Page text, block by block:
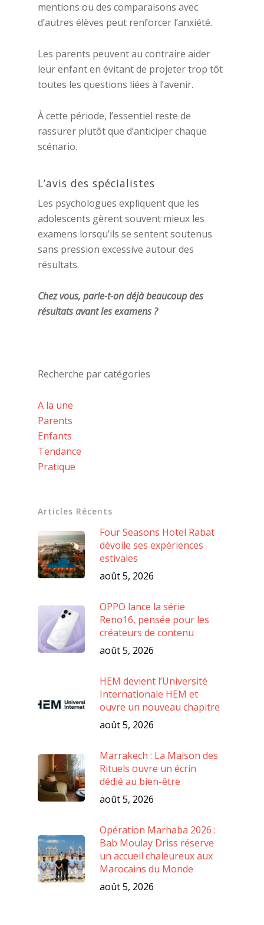
mentions ou des comparaisons avec
d’autres élèves peut renforcer l’anxiété.
Les parents peuvent au contraire aider
leur enfant en évitant de projeter trop tôt
toutes les questions liées à l’avenir.
À cette période, l’essentiel reste de
rassurer plutôt que d’anticiper chaque
scénario.
L’avis des spécialistes
Les psychologues expliquent que les
adolescents gèrent souvent mieux les
examens lorsqu’ils se sentent soutenus
sans pression excessive autour des
résultats.
Chez vous, parle-t-on déjà beaucoup des
résultats avant les examens ?
Recherche par catégories
A la une
Parents
Enfants
Tendance
Pratique
Articles Récents
Four Seasons Hotel Rabat
dévoile ses expériences
estivales
août 5, 2026
OPPO lance la série
Reno16, pensée pour les
créateurs de contenu
août 5, 2026
HEM devient l’Université
Internationale HEM et
ouvre un nouveau chapitre
août 5, 2026
Marrakech : La Maison des
Rituels ouvre un écrin
dédié au bien-être
août 5, 2026
Opération Marhaba 2026 :
Bab Moulay Driss réserve
un accueil chaleureux aux
Marocains du Monde
août 5, 2026